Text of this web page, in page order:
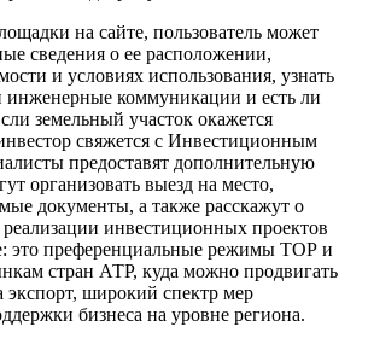
на сайте, пользователь может
сведения о ее расположении,
и условиях использования, узнать
инженерные коммуникации и есть ли
земельный участок окажется
свяжется с Инвестиционным
предоставят дополнительную
организовать выезд на место,
документы, а также расскажут о
инвестиционных проектов
это преференциальные режимы ТОР и
стран АТР, куда можно продвигать
широкий спектр мер
бизнеса на уровне региона.